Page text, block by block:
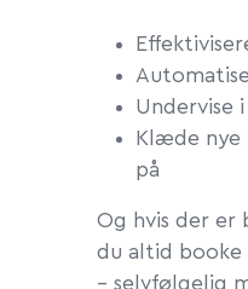
Undervise
Klæde nye
på
Og hvis der er
du altid booke
– selvfølgelig